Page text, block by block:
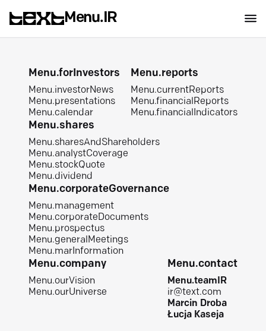
Menu.IR
Menu.forInvestors
Menu.investorNews
Menu.presentations
Menu.calendar
Menu.reports
Menu.currentReports
Menu.financialReports
Menu.financialIndicators
Menu.shares
Menu.sharesAndShareholders
Menu.analystCoverage
Menu.stockQuote
Menu.dividend
Menu.corporateGovernance
Menu.management
Menu.corporateDocuments
Menu.prospectus
Menu.generalMeetings
Menu.marInformation
Menu.company
Menu.ourVision
Menu.ourUniverse
Menu.contact
Menu.teamIR
ir@text.com
Marcin Droba
Łucja Kaseja